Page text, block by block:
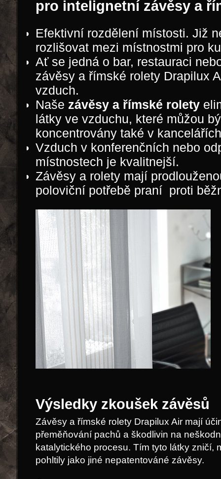
pro intelignetní závěsy a
Efektivní rozdělení místosti. Již
rozlišovat mezi místnostmi pro
Ať se jedná o bar, restauraci
závěsy a římské rolety Drapilux
vzduch.
Naše závěsy a římské rolety
látky ve vzduchu, které můžou
koncentrovány také v
Vzduch v konferenčních nebo
místnostech je kvalitnejší.
Závěsy a rolety mají
poloviční potřebě praní proti
Výsledky zkoušek závěsů
Závěsy a římské rolety Drapilux Air mají
přeměňování pachů a škodlivin na
katalytického procesu. Tím tyto látky zničí,
pohltily jako jiné nepatentováné závěsy.